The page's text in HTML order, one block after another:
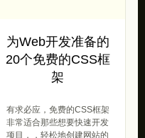
为Web开发准备的
20个免费的CSS框
架
有求必应，免费的CSS框架
非常适合那些想要快速开发
项目，，轻松地创建网站的